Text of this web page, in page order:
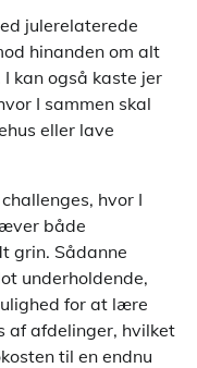
julerelaterede
hinanden om alt
kan også kaste jer
I sammen skal
eller lave
hvor I
både
grin. Sådanne
underholdende,
for at lære
af afdelinger, hvilket
til en endnu